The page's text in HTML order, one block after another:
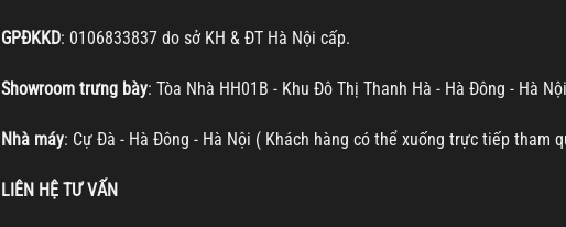
GPĐKKD: 0106833837 do sở KH & ĐT Hà Nội cấp.
Showroom trưng bày: Tòa Nhà HH01B - Khu Đô Thị Thanh Hà - Hà Đông - Hà Nội
Nhà máy: Cự Đà - Hà Đông - Hà Nội ( Khách hàng có thể xuống trực tiếp tham
LIÊN HỆ TƯ VẤN